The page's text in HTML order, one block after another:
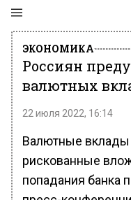
ЭКОНОМИКА
Россиян
валютных
22 июля 2022, 16:14
Валютные вклады
рискованные
попадания банка